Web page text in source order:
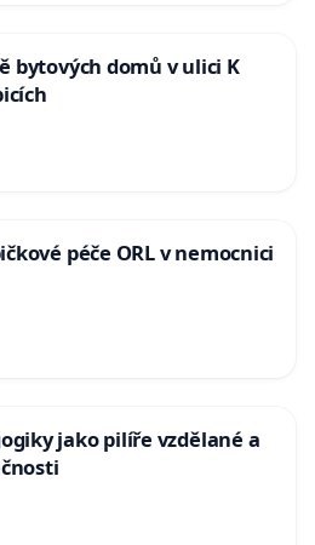
bytových domů v ulici K
péče ORL v nemocnici
jako pilíře vzdělané a